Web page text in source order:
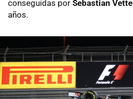
conseguidas por Sebastian Vettel
años.